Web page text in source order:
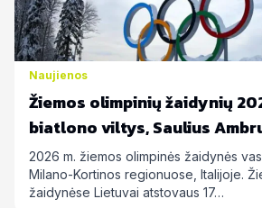
Naujienos
Žiemos olimpinių žaidynių
biatlono viltys, Saulius
Allison Reed ir kiti
2026 m. žiemos olimpinės žaidynės
Milano-Kortinos regionuose, Italijoje.
žaidynėse Lietuvai atstovaus 17…